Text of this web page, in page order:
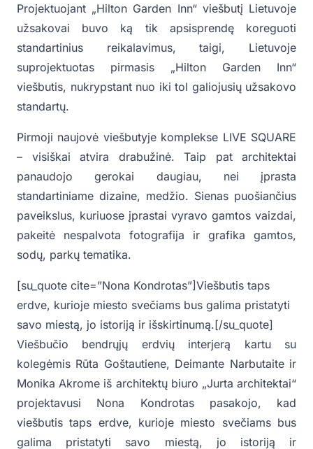
Projektuojant „Hilton Garden Inn“ viešbutį Lietuvoje
užsakovai buvo ką tik apsisprendę koreguoti
standartinius reikalavimus, taigi, Lietuvoje
suprojektuotas pirmasis „Hilton Garden Inn“
viešbutis, nukrypstant nuo iki tol galiojusių užsakovo
standartų.
Pirmoji naujovė viešbutyje komplekse LIVE SQUARE
– visiškai atvira drabužinė. Taip pat architektai
panaudojo gerokai daugiau, nei įprasta
standartiniame dizaine, medžio. Sienas puošiančius
paveikslus, kuriuose įprastai vyravo gamtos vaizdai,
pakeitė nespalvota fotografija ir grafika gamtos,
sodų, parkų tematika.
[su_quote cite=”Nona Kondrotas”]Viešbutis taps
erdve, kurioje miesto svečiams bus galima pristatyti
savo miestą, jo istoriją ir išskirtinumą.[/su_quote]
Viešbučio bendrųjų erdvių interjerą kartu su
kolegėmis Rūta Goštautiene, Deimante Narbutaite ir
Monika Akrome iš architektų biuro „Jurta architektai“
projektavusi Nona Kondrotas pasakojo, kad
viešbutis taps erdve, kurioje miesto svečiams bus
galima pristatyti savo miestą, jo istoriją ir